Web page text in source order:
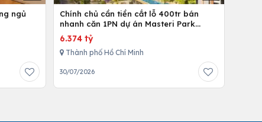
ngủ
Chính chủ cần tiền cắt lỗ 400tr bán
nhanh căn 1PN dự án Masteri Park
Place
6.374 tỷ
Thành phố Hồ Chí Minh
30/07/2026